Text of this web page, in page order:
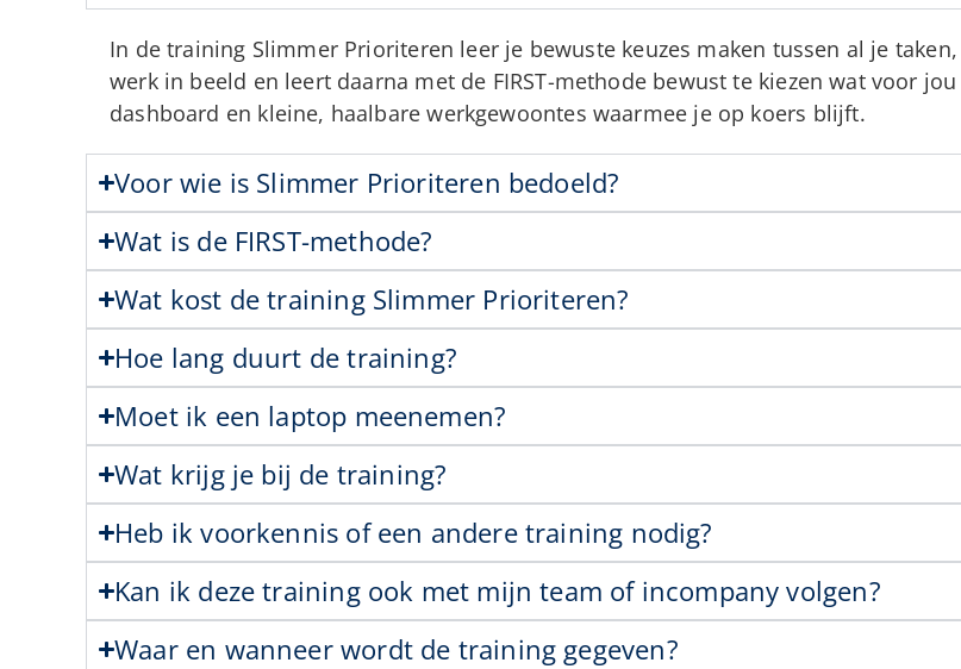
In de training Slimmer Prioriteren leer je bewuste keuzes maken tussen al je
werk in beeld en leert daarna met de FIRST-methode bewust te kiezen wat voor
dashboard en kleine, haalbare werkgewoontes waarmee je op koers blijft.
Voor wie is Slimmer Prioriteren bedoeld?
Wat is de FIRST-methode?
Wat kost de training Slimmer Prioriteren?
Hoe lang duurt de training?
Moet ik een laptop meenemen?
Wat krijg je bij de training?
Heb ik voorkennis of een andere training nodig?
Kan ik deze training ook met mijn team of incompany volgen?
Waar en wanneer wordt de training gegeven?